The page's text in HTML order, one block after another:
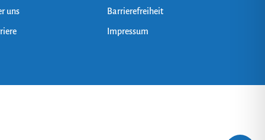
uns Barrierefreiheit
Impressum